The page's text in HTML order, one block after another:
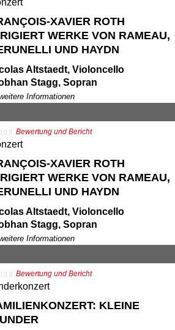
Symphonieorchester
Xavier Roth, Dirigent (Foto)
Philippe Rameau: Suite aus der Oper
Indes galantes"
Verunelli: Konzert für Violoncello
Orchester (Kompositionsauftrag des
Uraufführung)
Uhr Konzerteinführung
XAVIER ROTH
WERKE VON RAMEAU,
UND HAYDN
Altstaedt, Violoncello
Stagg, Sopran
Mahnke, Mezzosopran
Rose, Bass
Rundfunkchor
Symphonieorchester
Xavier Roth, Dirigent (Foto)
Philippe Rameau: Suite aus der Oper
Indes galantes"
Verunelli: Konzert für Violoncello
Orchester (Kompositionsauftrag des
Uraufführung)
Uhr Konzerteinführung
weitere Informationen
Bewertung und Bericht
XAVIER ROTH
WERKE VON RAMEAU,
UND HAYDN
Altstaedt, Violoncello
Stagg, Sopran
Mahnke, Mezzosopran
Rose, Bass
Rundfunkchor
Symphonieorchester
Xavier Roth, Dirigent (Foto)
weitere Informationen
Bewertung und Bericht
KLEINE